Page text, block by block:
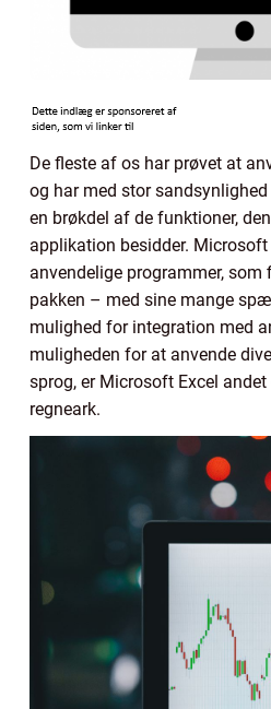
De fleste af os har prøvet at
og har med stor
en brøkdel af de funktioner,
applikation besidder.
anvendelige programmer,
pakken – med sine mange
mulighed for integration med
muligheden for at anvende
sprog, er Microsoft Excel
regneark.